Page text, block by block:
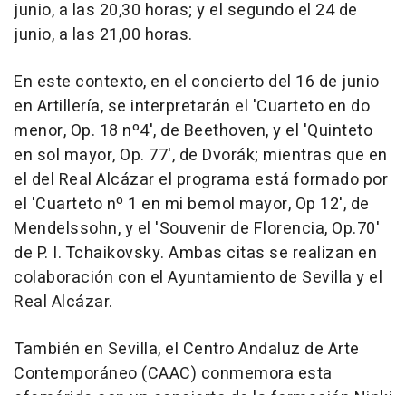
junio, a las 20,30 horas; y el segundo el 24 de
junio, a las 21,00 horas.
En este contexto, en el concierto del 16 de junio
en Artillería, se interpretarán el 'Cuarteto en do
menor, Op. 18 nº4', de Beethoven, y el 'Quinteto
en sol mayor, Op. 77', de Dvorák; mientras que en
el del Real Alcázar el programa está formado por
el 'Cuarteto nº 1 en mi bemol mayor, Op 12', de
Mendelssohn, y el 'Souvenir de Florencia, Op.70'
de P. I. Tchaikovsky. Ambas citas se realizan en
colaboración con el Ayuntamiento de Sevilla y el
Real Alcázar.
También en Sevilla, el Centro Andaluz de Arte
Contemporáneo (CAAC) conmemora esta